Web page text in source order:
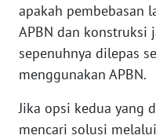
apakah pembebasan
APBN dan konstruksi
sepenuhnya dilepas
menggunakan APBN.
Jika opsi kedua yang
mencari solusi
WN
JAMBI
WN
WN